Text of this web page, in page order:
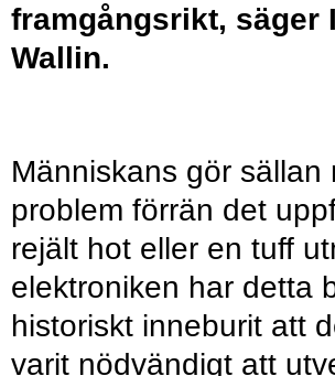
framgångsrikt, säger
Wallin.
Människans gör sällan
problem förrän det
rejält hot eller en tuff
elektroniken har detta
historiskt inneburit att
varit nödvändigt att